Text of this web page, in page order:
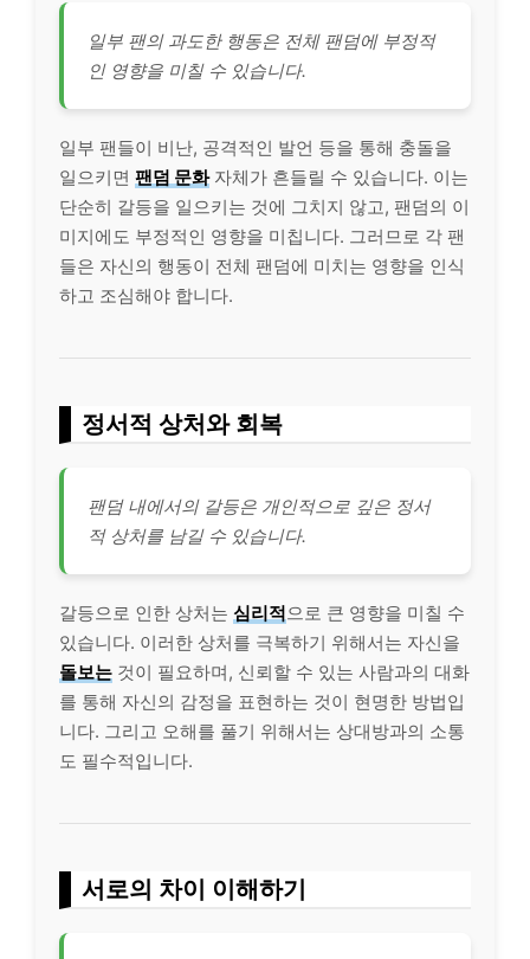
일부 팬의 과도한 행동은 전체 팬덤에 부정적
인 영향을 미칠 수 있습니다.
일부 팬들이 비난, 공격적인 발언 등을 통해 충돌을
일으키면 팬덤 문화자체가 흔들릴 수 있습니다. 이는
단순히 갈등을 일으키는 것에 그치지 않고, 팬덤의 이
미지에도 부정적인 영향을 미칩니다. 그러므로 각 팬
들은 자신의 행동이 전체 팬덤에 미치는 영향을 인식
하고 조심해야 합니다.
정서적 상처와 회복
팬덤 내에서의 갈등은 개인적으로 깊은 정서
적 상처를 남길 수 있습니다.
갈등으로 인한 상처는 심리적으로 큰 영향을 미칠 수
있습니다. 이러한 상처를 극복하기 위해서는 자신을
돌보는 것이 필요하며, 신뢰할 수 있는 사람과의 대화
를 통해 자신의 감정을 표현하는 것이 현명한 방법입
니다. 그리고 오해를 풀기 위해서는 상대방과의 소통
도 필수적입니다.
서로의 차이 이해하기